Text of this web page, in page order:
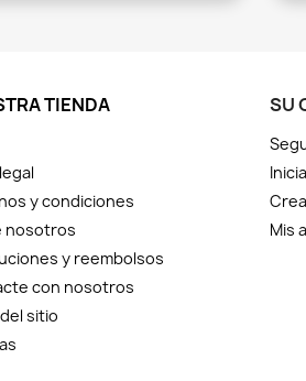
TIENDA
y condiciones
nosotros
y reembolsos
con nosotros
sitio
SU
Mis